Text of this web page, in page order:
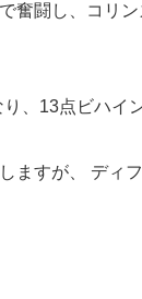
奮闘し、コリ
、13点ビハイ
ますが、 ディ